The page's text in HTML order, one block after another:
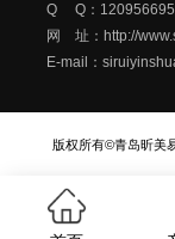
Q Q：
网 址：http://
E-mail：
版权所有©青岛昕美